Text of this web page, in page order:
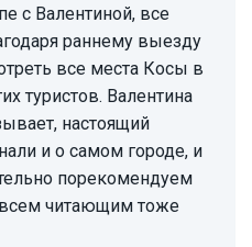
раннему выезду
все места Косы в
туристов. Валентина
настоящий
и о самом городе, и
порекомендуем
читающим тоже